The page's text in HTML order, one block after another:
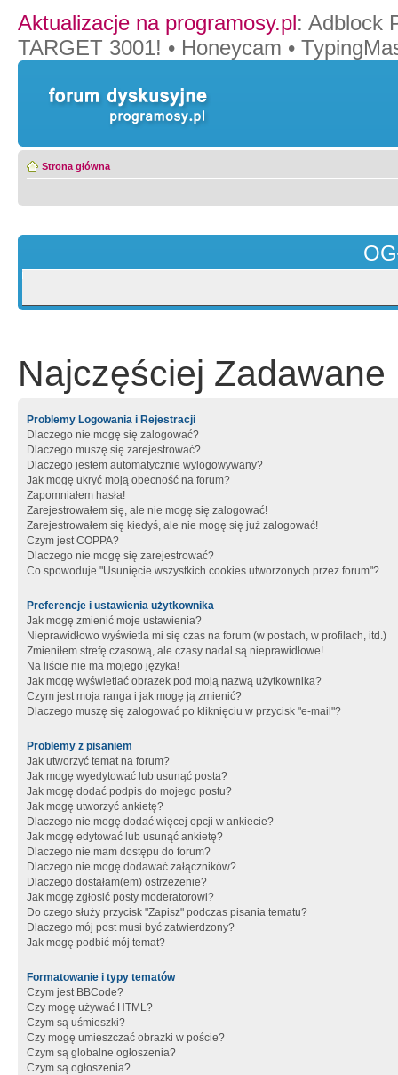
Aktualizacje na programosy.pl: Adblock
TARGET 3001! • Honeycam •
Strona główna
Najczęściej Zadawane
Problemy Logowania i Rejestracji
Dlaczego nie mogę się zalogować?
Dlaczego muszę się zarejestrować?
Dlaczego jestem automatycznie wylogowywany?
Jak mogę ukryć moją obecność na forum?
Zapomniałem hasła!
Zarejestrowałem się, ale nie mogę się zalogować!
Zarejestrowałem się kiedyś, ale nie mogę się już zalogować!
Czym jest COPPA?
Dlaczego nie mogę się zarejestrować?
Co spowoduje "Usunięcie wszystkich cookies utworzonych przez forum"?
Preferencje i ustawienia użytkownika
Jak mogę zmienić moje ustawienia?
Nieprawidłowo wyświetla mi się czas na forum (w postach, w profilach, itd.)
Zmieniłem strefę czasową, ale czasy nadal są nieprawidłowe!
Na liście nie ma mojego języka!
Jak mogę wyświetlać obrazek pod moją nazwą użytkownika?
Czym jest moja ranga i jak mogę ją zmienić?
Dlaczego muszę się zalogować po kliknięciu w przycisk "e-mail"?
Problemy z pisaniem
Jak utworzyć temat na forum?
Jak mogę wyedytować lub usunąć posta?
Jak mogę dodać podpis do mojego postu?
Jak mogę utworzyć ankietę?
Dlaczego nie mogę dodać więcej opcji w ankiecie?
Jak mogę edytować lub usunąć ankietę?
Dlaczego nie mam dostępu do forum?
Dlaczego nie mogę dodawać załączników?
Dlaczego dostałam(em) ostrzeżenie?
Jak mogę zgłosić posty moderatorowi?
Do czego służy przycisk "Zapisz" podczas pisania tematu?
Dlaczego mój post musi być zatwierdzony?
Jak mogę podbić mój temat?
Formatowanie i typy tematów
Czym jest BBCode?
Czy mogę używać HTML?
Czym są uśmieszki?
Czy mogę umieszczać obrazki w poście?
Czym są globalne ogłoszenia?
Czym są ogłoszenia?